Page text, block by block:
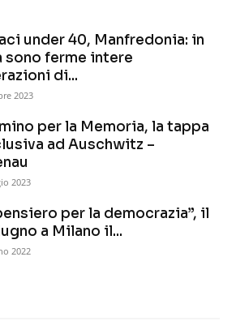
under 40, Manfredonia: in
sono ferme intere
di...
2023
per la Memoria, la tappa
ad Auschwitz –
2023
per la democrazia”, il
a Milano il...
2022